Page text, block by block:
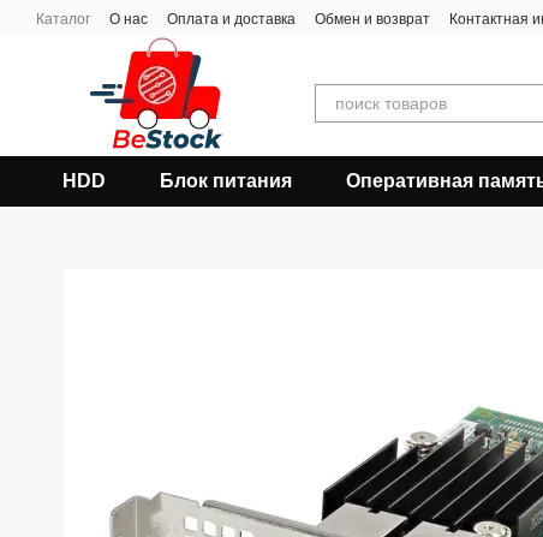
Перейти к основному контенту
Каталог О нас Оплата и доставка Обмен и возврат Контактная
HDD Блок питания Оперативная